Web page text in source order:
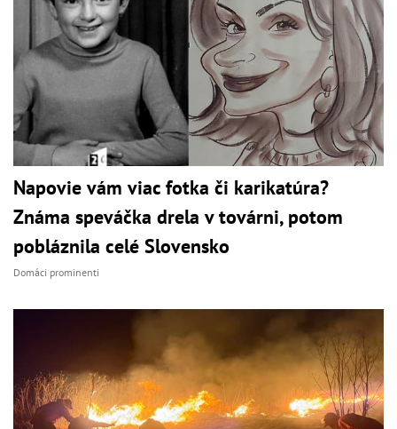
Napovie vám viac fotka či karikatúra?
Známa speváčka drela v továrni, potom
pobláznila celé Slovensko
Domáci prominenti